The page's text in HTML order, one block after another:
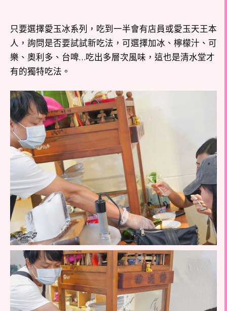
只要選擇愛玉冰系列，吃到一半會有店員或愛玉天王本
人，詢問是否要試試新吃法，可選擇加冰、檸檬汁、可
樂、奧利多、台啤…吃出多層次風味，這也是清水堂才
有的獨特吃法。